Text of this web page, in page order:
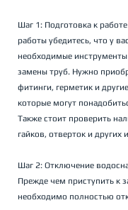
Шаг 1: Подготовка к
работы убедитесь, что у
необходимые
замены труб. Нужно
фитинги, герметик и
которые могут
Также стоит проверить
гайков, отверток и других
Шаг 2: Отключение
Прежде чем приступить к
необходимо полностью